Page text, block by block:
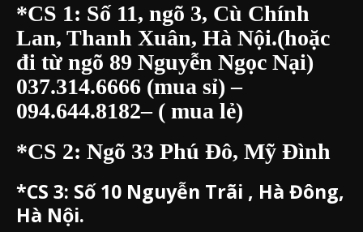
Pin Energizer
CÔNG TY TNHH PIN PHÚ QUÝ
*CS 1: Số 11, ngõ 3, Cù Chính
Lan, Thanh Xuân, Hà Nội.(hoặc
đi từ ngõ 89 Nguyễn Ngọc Nại)
037.314.6666(mua sỉ) –
094.644.8182 – ( mua lẻ)